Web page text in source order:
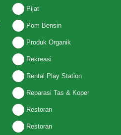
Pijat
Pom Bensin
Produk Organik
Rekreasi
Rental Play Station
Reparasi Tas & Koper
Restoran
Restoran